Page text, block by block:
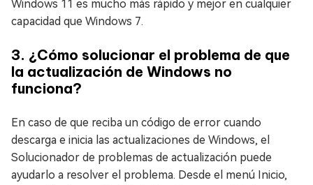
Windows 11 es mucho más rápido y mejor en cualquier
capacidad que Windows 7.
3. ¿Cómo solucionar el problema de que
la actualización de Windows no
funciona?
En caso de que reciba un código de error cuando
descarga e inicia las actualizaciones de Windows, el
Solucionador de problemas de actualización puede
ayudarlo a resolver el problema. Desde el menú Inicio,